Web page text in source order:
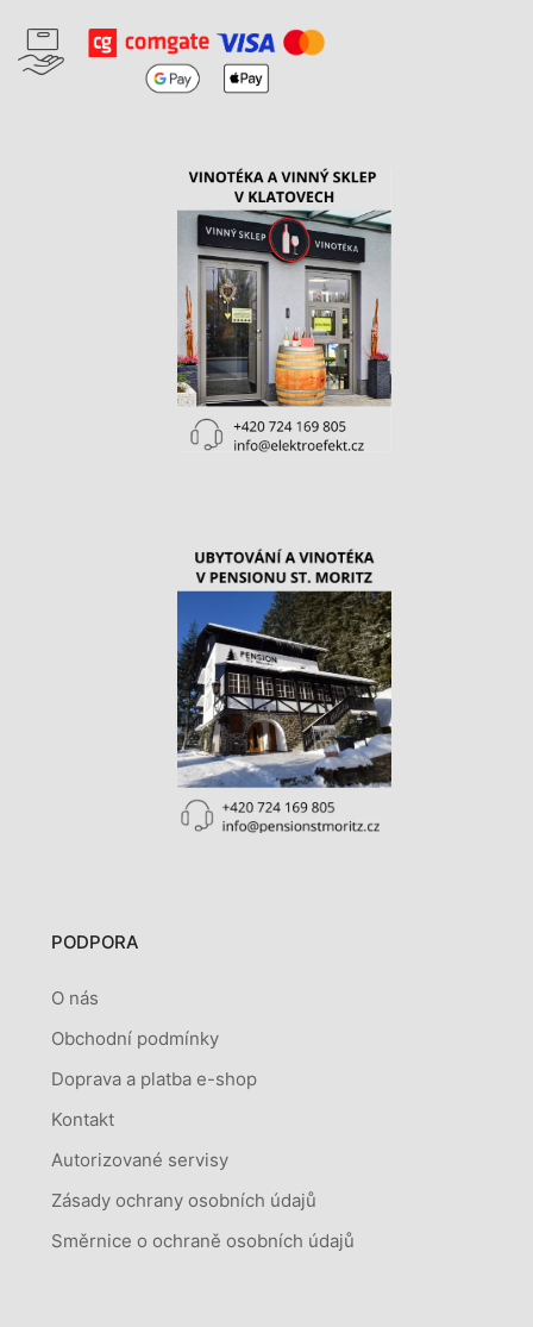
PODPORA
O nás
Obchodní podmínky
Doprava a platba e-shop
Kontakt
Autorizované servisy
Zásady ochrany osobních údajů
Směrnice o ochraně osobních údajů